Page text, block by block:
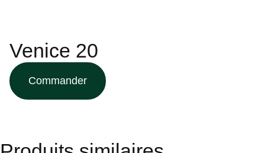
Venice 20
Commander